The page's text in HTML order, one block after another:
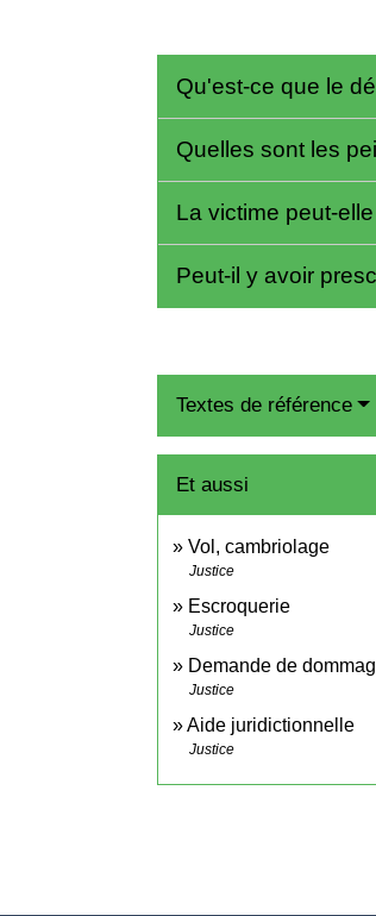
Qu'est-ce que le
Quelles sont les
La victime peut-
Peut-il y avoir
Textes de référence
Et aussi
Vol, cambriolage
Justice
Escroquerie
Justice
Demande de
Justice
Aide juridictionnelle
Justice